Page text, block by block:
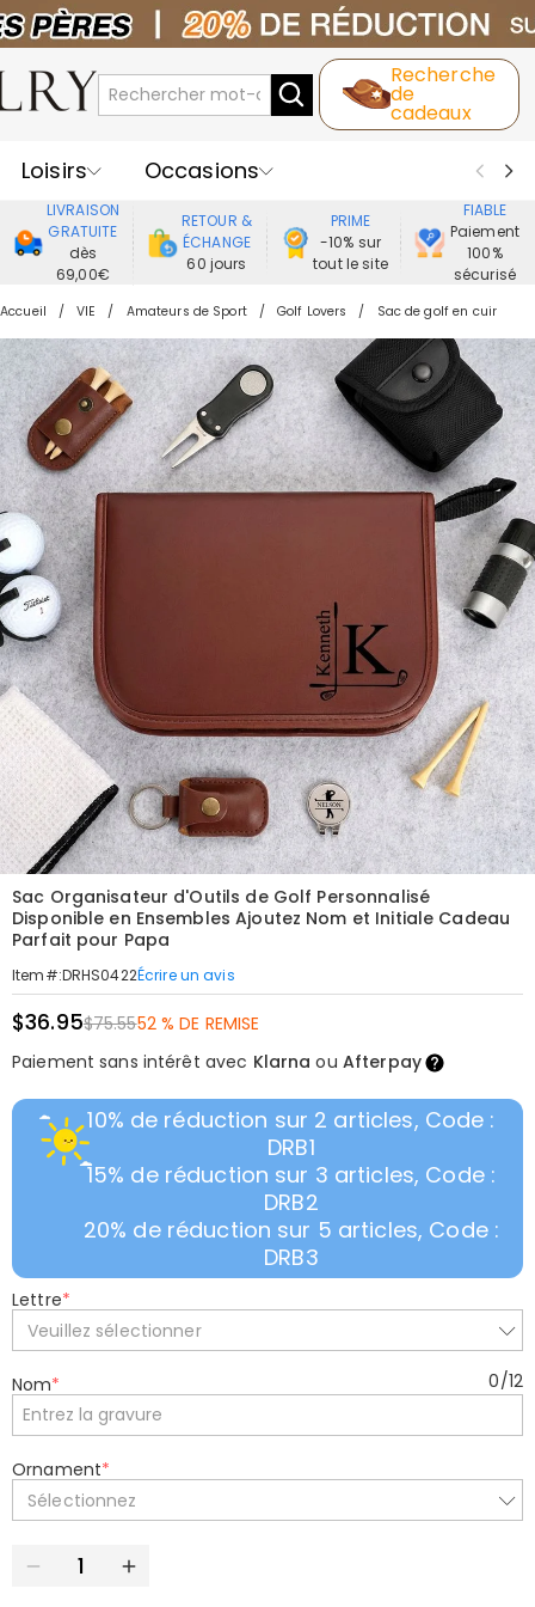
Recherche
de
cadeaux
Loisirs
Occasions
Destinataires
Meilleure Ventes
Nouveaux
Vêtement
LIVRAISON
GRATUITE
dès
69,00€
RETOUR &
ÉCHANGE
60 jours
PRIME
-10% sur
tout le site
FIABLE
Paiement
100%
sécurisé
Accueil VIE Amateurs de Sport Golf Lovers Sac de golf en cuir
Sac Organisateur d'Outils de Golf Personnalisé
Disponible en Ensembles Ajoutez Nom et Initiale Cadeau
Parfait pour Papa
Item#:DRHS0422Écrire un avis
$36.95$75.5552 % DE REMISE
Paiement sans intérêt avec Klarna ou Afterpay
10% de réduction sur 2 articles, Code :
DRB1
15% de réduction sur 3 articles, Code :
DRB2
20% de réduction sur 5 articles, Code :
DRB3
Lettre*
Veuillez sélectionner
Nom* 0/12
Ornament*
Sélectionnez